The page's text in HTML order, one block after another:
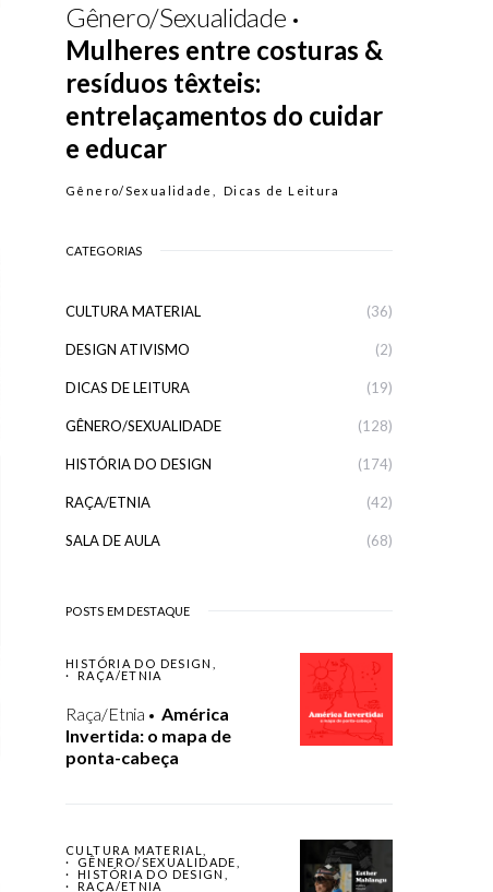
Gênero/Sexualidade
Mulheres entre costuras &
resíduos têxteis:
entrelaçamentos do cuidar
e educar
Gênero/Sexualidade Dicas de Leitura
CATEGORIAS
CULTURA MATERIAL (36)
DESIGN ATIVISMO (2)
DICAS DE LEITURA (19)
GÊNERO/SEXUALIDADE (128)
HISTÓRIA DO DESIGN (174)
RAÇA/ETNIA (42)
SALA DE AULA (68)
POSTS EM DESTAQUE
HISTÓRIA DO DESIGN
RAÇA/ETNIA
Raça/Etnia
América
Invertida: o mapa de
ponta-cabeça
CULTURA MATERIAL
GÊNERO/SEXUALIDADE
HISTÓRIA DO DESIGN
RAÇA/ETNIA